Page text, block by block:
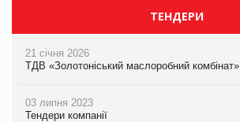
ТЕНДЕРИ
21 січня 2026
ТДВ «Золотоніський маслоробний комбінат»
03 липня 2023
Тендери компанії